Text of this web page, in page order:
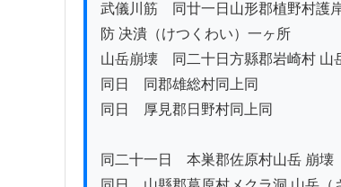
武儀川筋　同廿一日山形郡植野村護
防 决潰（けつくわい）一ヶ所
山岳崩壊　同二十日方縣郡岩崎村 山
同日　同郡雄総村同上同
同日　厚見郡日野村同上同
同二十一日　本巣郡佐原村山岳 崩